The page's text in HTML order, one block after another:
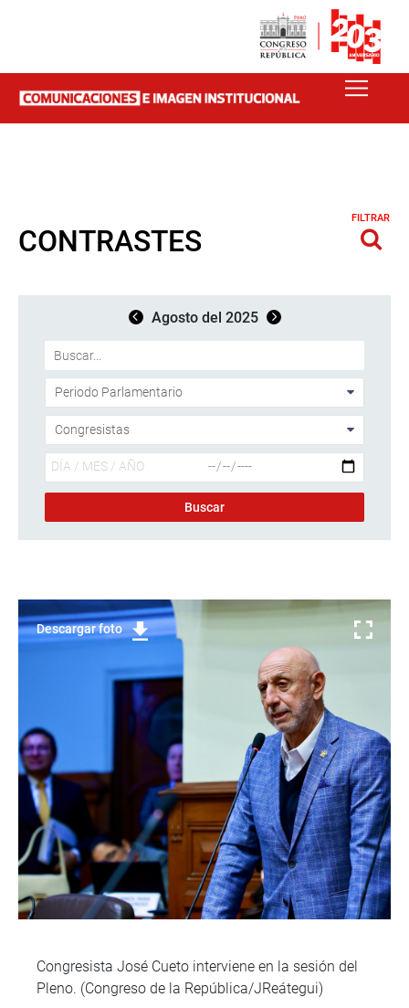
CONTRASTES
FILTRAR
Agosto del 2025
Descargar foto
Congresista José Cueto interviene en la sesión del
Pleno. (Congreso de la República/JReátegui)